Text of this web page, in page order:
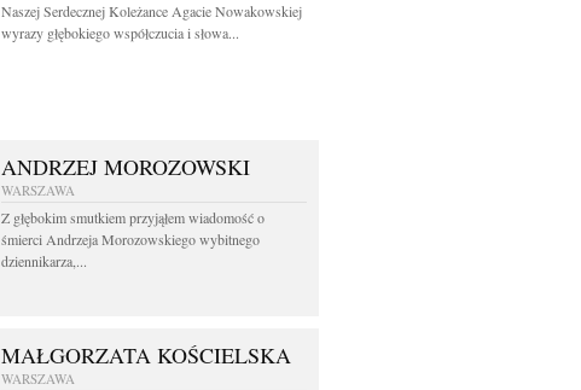
Naszej Serdecznej Koleżance Agacie Nowakowskiej
wyrazy głębokiego współczucia i słowa...
ANDRZEJ MOROZOWSKI
WARSZAWA
Z głębokim smutkiem przyjąłem wiadomość o
śmierci Andrzeja Morozowskiego wybitnego
dziennikarza,...
MAŁGORZATA KOŚCIELSKA
WARSZAWA